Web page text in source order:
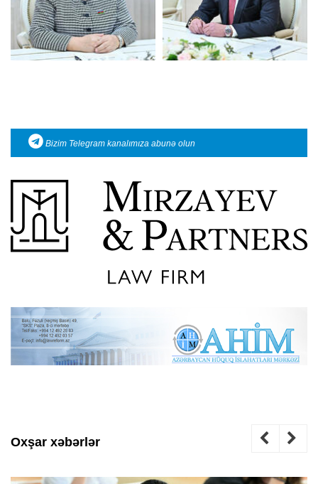
Bizim Telegram kanalımıza abunə olun
Oxşar xəbərlər